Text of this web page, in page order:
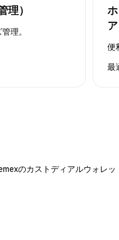
理）
理。
ア
便
最
のカストディアルウォレ